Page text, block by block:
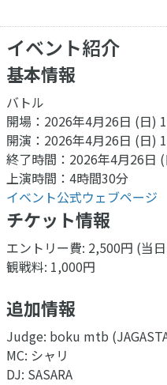
イベント紹介
基本情報
バトル
開場：2026年4月26日 (日)
開演：2026年4月26日 (日)
終了時間：2026年4月26日
上演時間：4時間30分
イベント公式ウェブページ
チケット情報
エントリー費: 2,500円 (当
観戦料: 1,000円
追加情報
Judge: boku mtb
MC: シャリ
DJ: SASARA